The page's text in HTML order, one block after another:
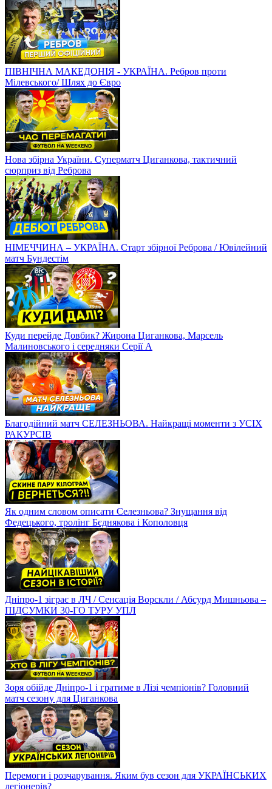
ПІВНІЧНА МАКЕДОНІЯ - УКРАЇНА. Ребров проти
Мілевського/ Шлях до Євро
Нова збірна України. Суперматч Циганкова, тактичний
сюрприз від Реброва
НІМЕЧЧИНА – УКРАЇНА. Старт збірної Реброва / Ювілейний
матч Бундестім
Куди перейде Довбик? Жирона Циганкова, Марсель
Малиновського і середняки Серії А
Благодійний матч СЕЛЕЗНЬОВА. Найкращі моменти з УСІХ
РАКУРСІВ
Як одним словом описати Селезньова? Знущання від
Федецького, тролінг Бєднякова і Кополовця
Дніпро-1 зіграє в ЛЧ / Сенсація Ворскли / Абсурд Мишньова –
ПІДСУМКИ 30-ГО ТУРУ УПЛ
Зоря обійде Дніпро-1 і гратиме в Лізі чемпіонів? Головний
матч сезону для Циганкова
Перемоги і розчарування. Яким був сезон для УКРАЇНСЬКИХ
легіонерів?